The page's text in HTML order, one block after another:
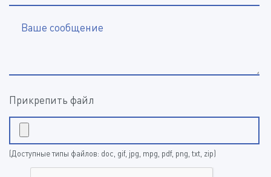
Ваше сообщение
Прикрепить файл
(Доступные типы файлов: doc, gif, jpg, mpg, pdf, png, txt, zip)